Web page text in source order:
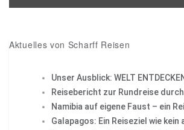
Aktuelles von Scharff Reisen
Unser Ausblick: WELT
Reisebericht zur Rundreise
Namibia auf eigene Faust – ein
Galapagos: Ein Reiseziel wie kein